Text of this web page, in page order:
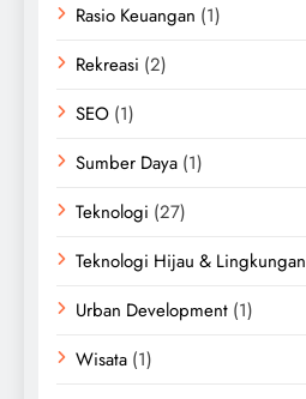
Rasio Keuangan (1)
Rekreasi (2)
SEO (1)
Sumber Daya (1)
Teknologi (27)
Teknologi Hijau & Lingkungan
Urban Development (1)
Wisata (1)